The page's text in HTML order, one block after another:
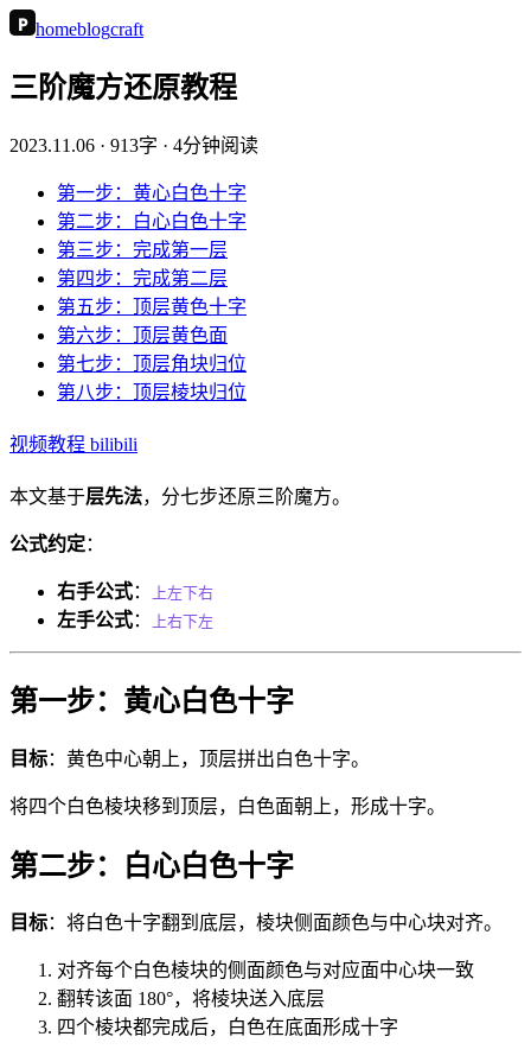
P homeblogcraft
三阶魔方还原教程
2023.11.06 · 913字 · 4分钟阅读
第一步：黄心白色十字
第二步：白心白色十字
第三步：完成第一层
第四步：完成第二层
第五步：顶层黄色十字
第六步：顶层黄色面
第七步：顶层角块归位
第八步：顶层棱块归位
视频教程 bilibili
本文基于层先法，分七步还原三阶魔方。
公式约定：
右手公式： 上左下右
左手公式： 上右下左
第一步：黄心白色十字
目标：黄色中心朝上，顶层拼出白色十字。
将四个白色棱块移到顶层，白色面朝上，形成十字。
第二步：白心白色十字
目标：将白色十字翻到底层，棱块侧面颜色与中心块对齐。
对齐每个白色棱块的侧面颜色与对应面中心块一致
翻转该面 180°，将棱块送入底层
四个棱块都完成后，白色在底面形成十字